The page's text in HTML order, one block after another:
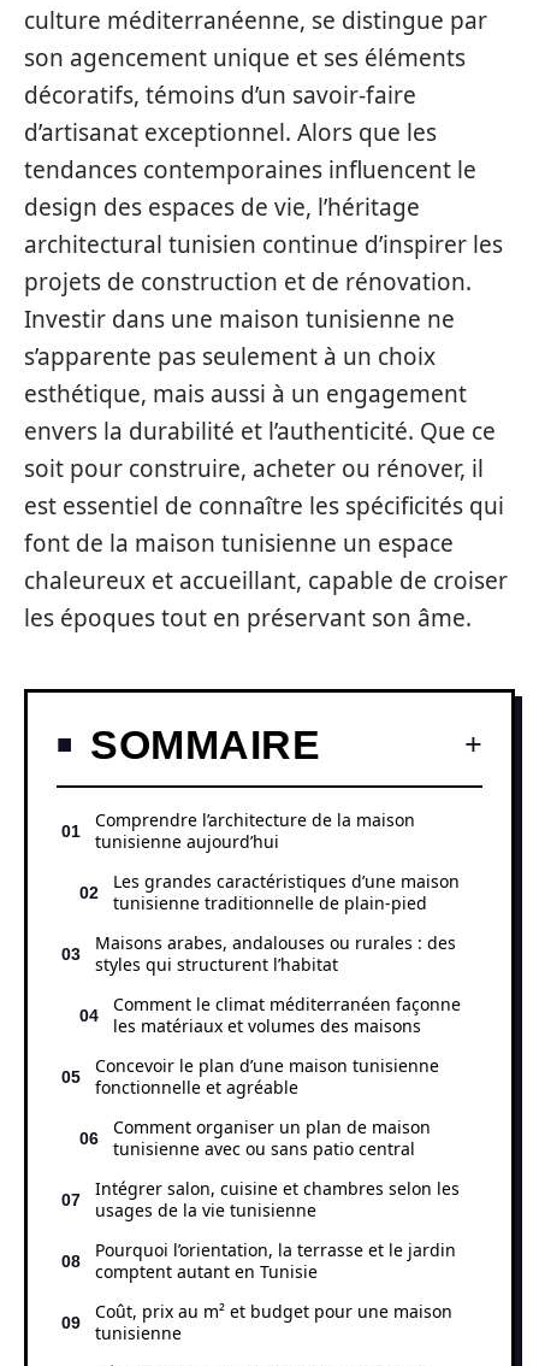
culture méditerranéenne, se distingue par
son agencement unique et ses éléments
décoratifs, témoins d’un savoir-faire
d’artisanat exceptionnel. Alors que les
tendances contemporaines influencent le
design des espaces de vie, l’héritage
architectural tunisien continue d’inspirer les
projets de construction et de rénovation.
Investir dans une maison tunisienne ne
s’apparente pas seulement à un choix
esthétique, mais aussi à un engagement
envers la durabilité et l’authenticité. Que ce
soit pour construire, acheter ou rénover, il
est essentiel de connaître les spécificités qui
font de la maison tunisienne un espace
chaleureux et accueillant, capable de croiser
les époques tout en préservant son âme.
SOMMAIRE
Comprendre l’architecture de la maison
tunisienne aujourd’hui
Les grandes caractéristiques d’une maison
tunisienne traditionnelle de plain-pied
Maisons arabes, andalouses ou rurales : des
styles qui structurent l’habitat
Comment le climat méditerranéen façonne
les matériaux et volumes des maisons
Concevoir le plan d’une maison tunisienne
fonctionnelle et agréable
Comment organiser un plan de maison
tunisienne avec ou sans patio central
Intégrer salon, cuisine et chambres selon les
usages de la vie tunisienne
Pourquoi l’orientation, la terrasse et le jardin
comptent autant en Tunisie
Coût, prix au m² et budget pour une maison
tunisienne